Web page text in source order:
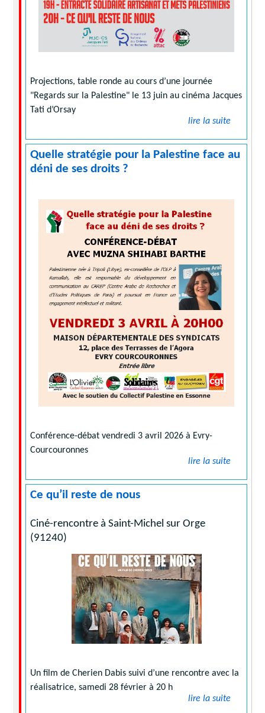
Projections, table ronde au cours d’une journée
"Regards sur la Palestine" le 13 juin au cinéma Jacques
Tati d’Orsay
lire la suite
Quelle stratégie pour la Palestine face au
déni de ses droits ?
Conférence-débat vendredi 3 avril 2026 à Evry-
Courcouronnes
lire la suite
Ce qu’il reste de nous
Ciné-rencontre à Saint-Michel sur Orge
(91240)
Un film de Cherien Dabis suivi d’une rencontre avec la
réalisatrice, samedi 28 février à 20 h
lire la suite